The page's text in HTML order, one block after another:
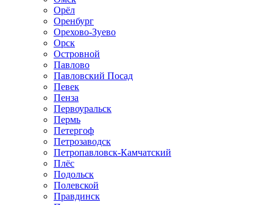
Орёл
Оренбург
Орехово-Зуево
Орск
Островной
Павлово
Павловский Посад
Певек
Пенза
Первоуральск
Пермь
Петергоф
Петрозаводск
Петропавловск-Камчатский
Плёс
Подольск
Полевской
Правдинск